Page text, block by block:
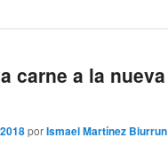
carne a la nueva
porIsmael Martínez Biurrun